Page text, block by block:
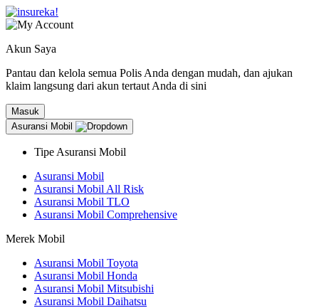
Akun Saya
Pantau dan kelola semua Polis Anda dengan mudah, dan ajukan
klaim langsung dari akun tertaut Anda di sini
Masuk
Asuransi Mobil
Tipe Asuransi Mobil
Asuransi Mobil
Asuransi Mobil All Risk
Asuransi Mobil TLO
Asuransi Mobil Comprehensive
Merek Mobil
Asuransi Mobil Toyota
Asuransi Mobil Honda
Asuransi Mobil Mitsubishi
Asuransi Mobil Daihatsu